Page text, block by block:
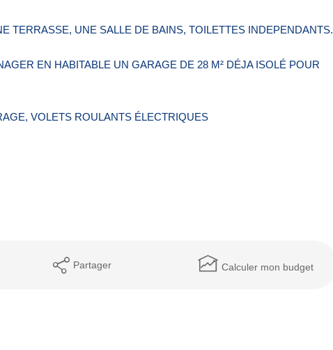
TERRASSE, UNE SALLE DE BAINS, TOILETTES INDEPENDANTS.
EN HABITABLE UN GARAGE DE 28 M² DÉJA ISOLÉ POUR
VOLETS ROULANTS ÉLECTRIQUES
Partager Calculer mon budget